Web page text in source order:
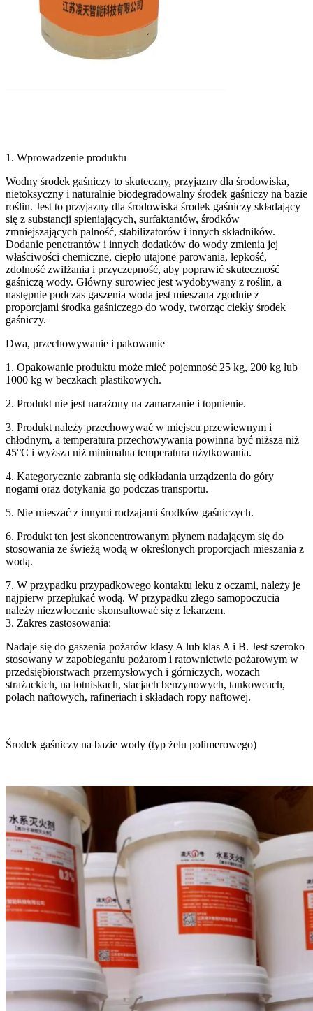
1. Wprowadzenie produktu
Wodny środek gaśniczy to skuteczny, przyjazny dla środowiska,
nietoksyczny i naturalnie biodegradowalny środek gaśniczy na bazie
roślin. Jest to przyjazny dla środowiska środek gaśniczy składający
się z substancji spieniających, surfaktantów, środków
zmniejszających palność, stabilizatorów i innych składników.
Dodanie penetrantów i innych dodatków do wody zmienia jej
właściwości chemiczne, ciepło utajone parowania, lepkość,
zdolność zwilżania i przyczepność, aby poprawić skuteczność
gaśniczą wody. Główny surowiec jest wydobywany z roślin, a
następnie podczas gaszenia woda jest mieszana zgodnie z
proporcjami środka gaśniczego do wody, tworząc ciekły środek
gaśniczy.
Dwa, przechowywanie i pakowanie
1. Opakowanie produktu może mieć pojemność 25 kg, 200 kg lub
1000 kg w beczkach plastikowych.
2. Produkt nie jest narażony na zamarzanie i topnienie.
3. Produkt należy przechowywać w miejscu przewiewnym i
chłodnym, a temperatura przechowywania powinna być niższa niż
45°C i wyższa niż minimalna temperatura użytkowania.
4. Kategorycznie zabrania się odkładania urządzenia do góry
nogami oraz dotykania go podczas transportu.
5. Nie mieszać z innymi rodzajami środków gaśniczych.
6. Produkt ten jest skoncentrowanym płynem nadającym się do
stosowania ze świeżą wodą w określonych proporcjach mieszania z
wodą.
7. W przypadku przypadkowego kontaktu leku z oczami, należy je
najpierw przepłukać wodą. W przypadku złego samopoczucia
należy niezwłocznie skonsultować się z lekarzem.
3. Zakres zastosowania:
Nadaje się do gaszenia pożarów klasy A lub klas A i B. Jest szeroko
stosowany w zapobieganiu pożarom i ratownictwie pożarowym w
przedsiębiorstwach przemysłowych i górniczych, wozach
strażackich, na lotniskach, stacjach benzynowych, tankowcach,
polach naftowych, rafineriach i składach ropy naftowej.
Środek gaśniczy na bazie wody (typ żelu polimerowego)